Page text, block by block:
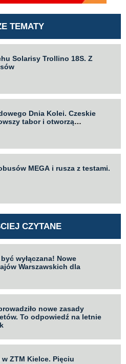
TEMATY
Solarisy Trollino 18S. Z
Dnia Kolei. Czeskie
tabor i otworzą
MEGA i rusza z testami.
CZYTANE
wyłączana! Nowe
Warszawskich dla
nowe zasady
To odpowiedź na letnie
w ZTM Kielce. Pięciu